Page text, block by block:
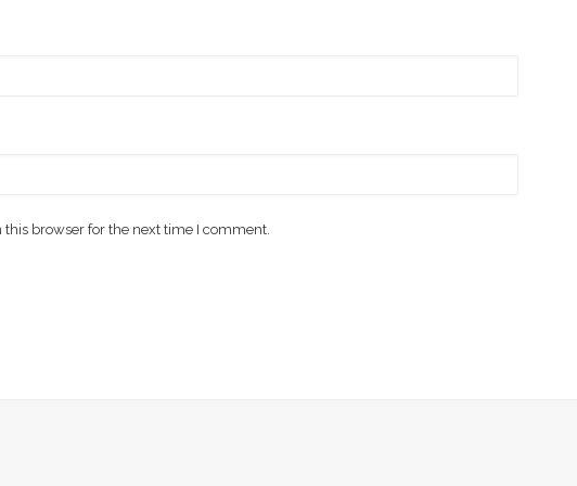
browser for the next time I comment.